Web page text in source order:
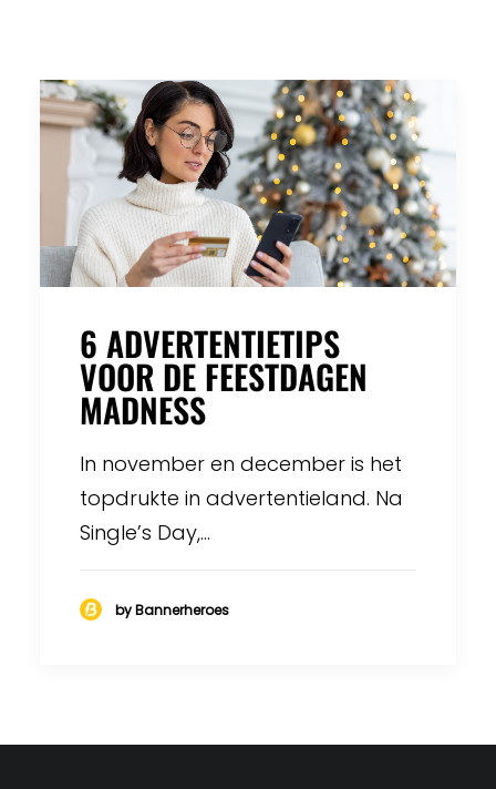
6 ADVERTENTIETIPS
VOOR DE FEESTDAGEN
MADNESS
In november en december is het
topdrukte in advertentieland. Na
Single’s Day,…
by Bannerheroes